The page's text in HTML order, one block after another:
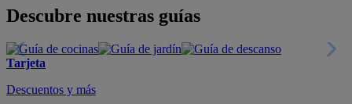
Descubre nuestras guías
Tarjeta
Descuentos y más